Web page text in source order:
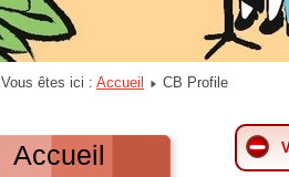
Vous êtes ici : Accueil CB Profile
Accueil